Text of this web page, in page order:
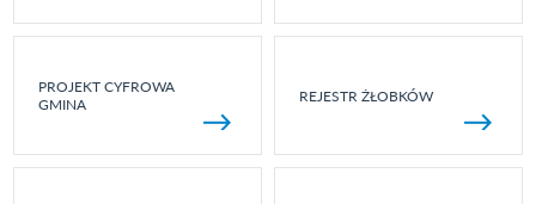
PROJEKT CYFROWA
GMINA
REJESTR ŻŁOBKÓW